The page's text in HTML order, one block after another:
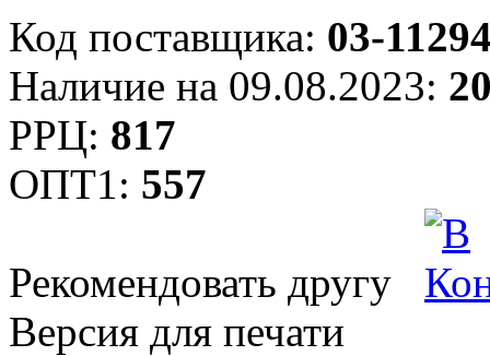
Код поставщика: 03-
Наличие на 09.08.2023:
РРЦ: 817
ОПТ1: 557
Рекомендовать другу
Версия для печати